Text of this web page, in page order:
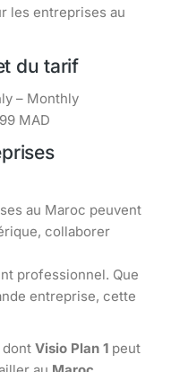
les entreprises au
du tarif
– Monthly
MAD
au Maroc peuvent
collaborer
professionnel. Que
entreprise, cette
dont Visio Plan 1 peut